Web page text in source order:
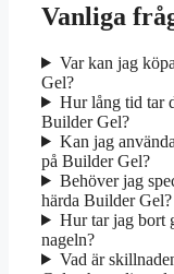
Vanliga
Var kan jag
Gel?
Hur lång tid tar
Builder Gel?
Kan jag
på Builder Gel?
Behöver jag
härdа Builder Gel?
Hur tar jag bort
nageln?
Vad är